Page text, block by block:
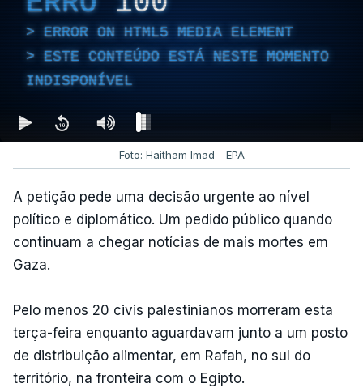
ERROR ON HTML5 MEDIA ELEMENT
ESTE CONTEÚDO ESTÁ NESTE MOMENTO
INDISPONÍVEL
Foto: Haitham Imad - EPA
A petição pede uma decisão urgente ao nível
político e diplomático. Um pedido público quando
continuam a chegar notícias de mais mortes em
Gaza.
Pelo menos 20 civis palestinianos morreram esta
terça-feira enquanto aguardavam junto a um posto
de distribuição alimentar, em Rafah, no sul do
território, na fronteira com o Egipto.